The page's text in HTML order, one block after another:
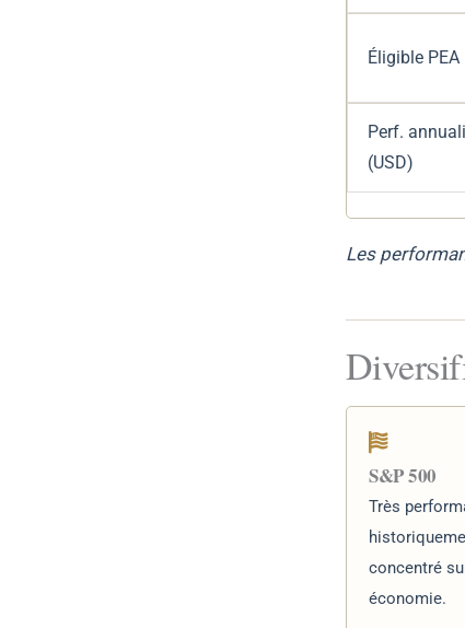
Éligible PEA
Perf.
(USD)
Les
S&P 500
Très
concentré
économie.